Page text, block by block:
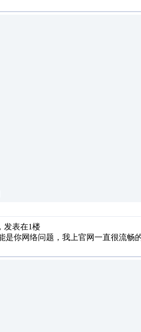
发表在1楼
你网络问题，我上官网一直很流畅